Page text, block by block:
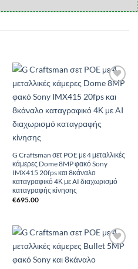
Wishlist
G Craftsman σετ POE με 4 μεταλλικές
κάμερες Dome 8MP φακό Sony
IMX415 20fps και 8κάναλο
καταγραφικό 4Κ με AI διαχωρισμό
καταγραφής κίνησης
€695.00